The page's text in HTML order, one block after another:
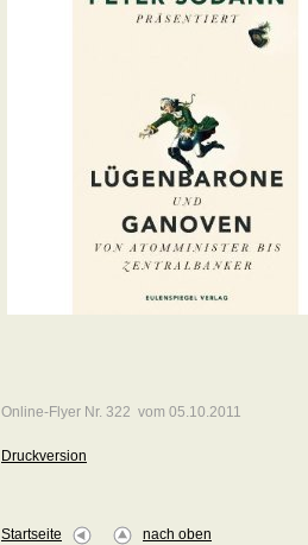
Online-Flyer Nr. 322 vom 05.10.2011
Druckversion
Startseite nach oben